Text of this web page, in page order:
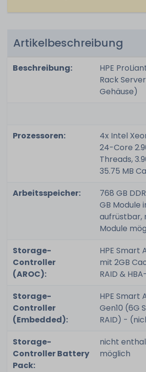
Artikelbeschreibung
Beschreibung:
HPE
Rack
Gehäuse)
Prozessoren:
4x Intel
24-Core
Threads,
35.75 MB
Arbeitsspeicher:
768 GB
GB Module
aufrüstbar,
Module
Storage-
Controller
(AROC):
HPE Smart
mit 2GB
RAID &
Storage-
Controller
(Embedded):
HPE Smart
Gen10 (6G
RAID) -
Storage-
Controller Battery
Pack:
nicht
möglich